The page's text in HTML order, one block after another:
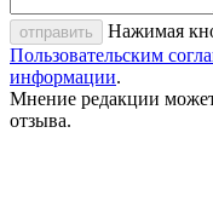
отправить
Нажимая
Пользовательским
информации.
Мнение редакции
отзыва.